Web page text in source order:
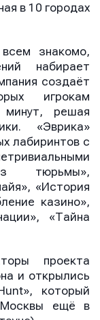
в 10 городах
знакомо,
набирает
создаёт
игрокам
решая
«Эврика»
лабиринтов с
тюрьмы»,
«История
казино»,
«Тайна
проекта
и открылись
который
Москвы ещё в